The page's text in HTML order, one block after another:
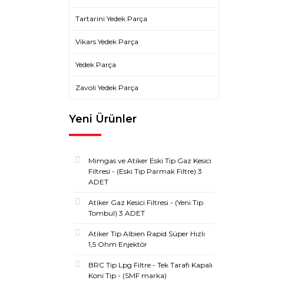
Tartarini Yedek Parça
Vikars Yedek Parça
Yedek Parça
Zavoli Yedek Parça
Yeni Ürünler
Mimgas ve Atiker Eski Tip Gaz Kesici
Filtresi - (Eski Tip Parmak Filtre) 3
ADET
Atiker Gaz Kesici Filtresi - (Yeni Tip
Tombul) 3 ADET
Atiker Tip Albien Rapid Süper Hızlı
1,5 Ohm Enjektör
BRC Tip Lpg Filtre - Tek Tarafı Kapalı
Koni Tip - (SMF marka)